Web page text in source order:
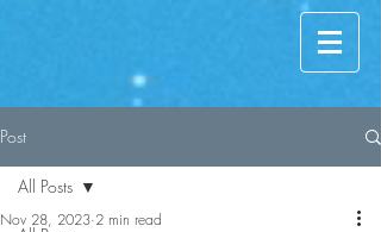
Post
All Posts
Nov 28, 2023 2 min read